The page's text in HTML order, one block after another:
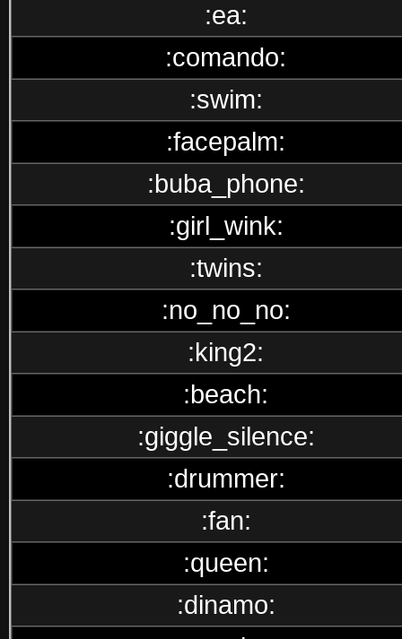
:ea:
:comando:
:swim:
:facepalm:
:buba_phone:
:girl_wink:
:twins:
:no_no_no:
:king2:
:beach:
:giggle_silence:
:drummer:
:fan:
:queen:
:dinamo: